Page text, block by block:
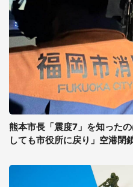
熊本市長「震度7」を知った
しても市役所に戻り」空港閉